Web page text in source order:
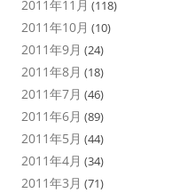
2011年11月 (118)
2011年10月 (10)
2011年9月 (24)
2011年8月 (18)
2011年7月 (46)
2011年6月 (89)
2011年5月 (44)
2011年4月 (34)
2011年3月 (71)